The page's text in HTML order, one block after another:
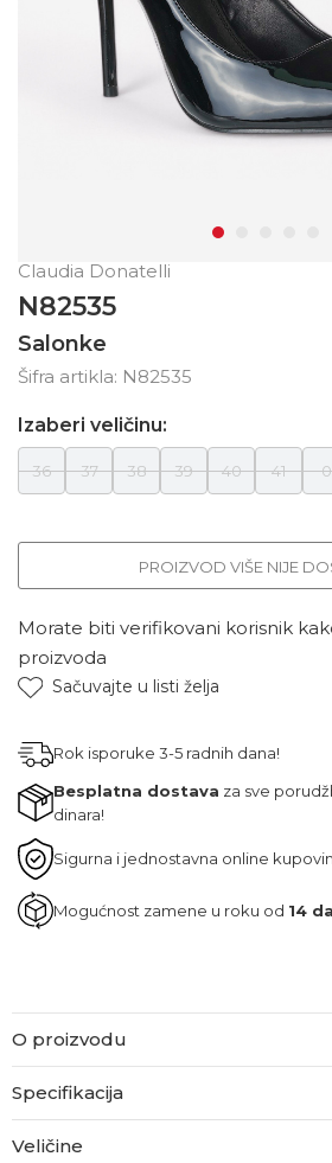
Claudia Donatelli
N82535
Salonke
Šifra artikla: N82535
Izaberi veličinu:
36 37 38 39 40 41 0
PROIZVOD VIŠE NIJE
Morate biti verifikovani korisnik
proizvoda
Sačuvajte u listi želja
Rok isporuke 3-5 radnih dana!
Besplatna dostava za sve
dinara!
Sigurna i jednostavna online
Mogućnost zamene u roku od 14
O proizvodu
Specifikacija
Veličine